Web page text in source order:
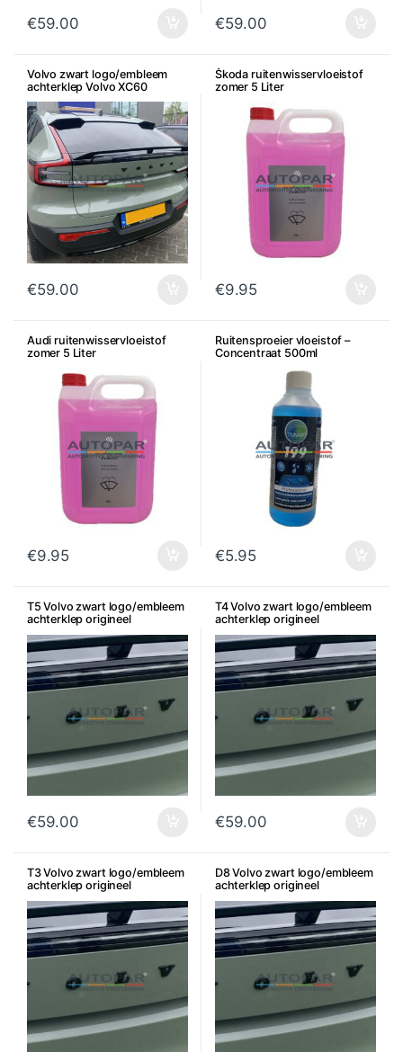
€59.00 €59.00
Volvo zwart logo/embleem
achterklep Volvo XC60
origineel
€59.00
Škoda ruitenwisservloeistof
zomer 5 Liter
€9.95
Audi ruitenwisservloeistof
zomer 5 Liter
€9.95
Ruitensproeier vloeistof –
Concentraat 500ml
€5.95
T5 Volvo zwart logo/embleem
achterklep origineel
€59.00
T4 Volvo zwart logo/embleem
achterklep origineel
€59.00
T3 Volvo zwart logo/embleem
achterklep origineel
D8 Volvo zwart logo/embleem
achterklep origineel